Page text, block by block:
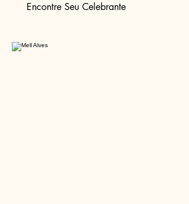
Encontre Seu Celebrante